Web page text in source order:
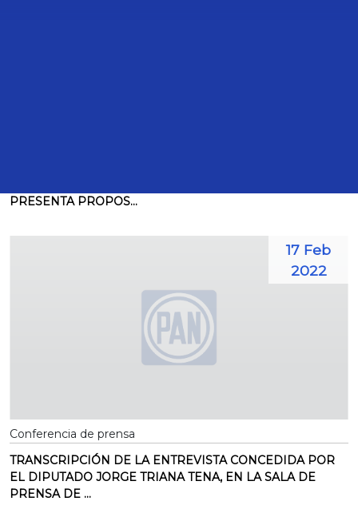
PRESENTA PROPOS...
17 Feb
2022
Conferencia de prensa
TRANSCRIPCIÓN DE LA ENTREVISTA CONCEDIDA POR
EL DIPUTADO JORGE TRIANA TENA, EN LA SALA DE
PRENSA DE ...